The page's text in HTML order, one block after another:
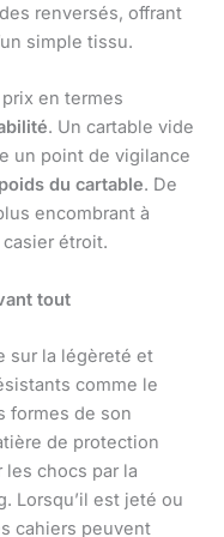
renversés, offrant
simple tissu.
en termes
. Un cartable vide
un point de vigilance
du cartable. De
encombrant à
étroit.
tout
sur la légèreté et
comme le
formes de son
de protection
les chocs par la
Lorsqu’il est jeté ou
cahiers peuvent